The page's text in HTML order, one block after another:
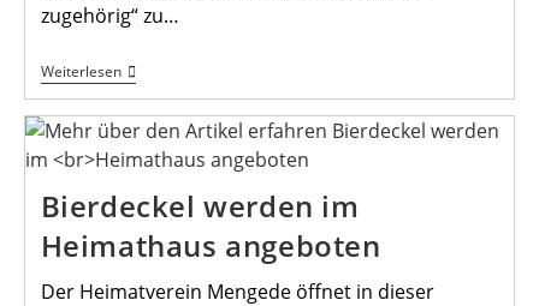
zugehörig“ zu…
WeiterlesenBHU-
Resolution
Da
Ist
Gehört
Heimat“
Bierdeckel werden im
Heimathaus angeboten
Der Heimatverein Mengede öffnet in dieser